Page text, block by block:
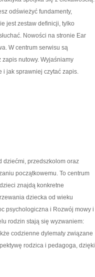
odświeżyć fundamenty,
jest zestaw definicji, tylko
Nowości na stronie Ear
W centrum serwisu są
nutowy. Wyjaśniamy
i jak sprawniej czytać zapis.
dziećmi, przedszkolom oraz
początkowemu. To centrum
znajdą konkretne
dziecka od wieku
psychologiczna i Rozwój mowy i
rodzin stają się wyzwaniem:
codzienne dylematy związane
rodzica i pedagoga, dzięki